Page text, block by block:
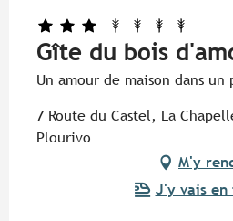
Gîte du bois
Un amour de maison dans un
7 Route du Castel, La
Plourivo
M'y
J'y vais en